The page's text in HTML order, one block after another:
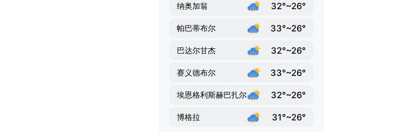
纳奥加翁 32°~26°
帕巴蒂布尔 33°~26°
巴达尔甘杰 32°~26°
赛义德布尔 33°~26°
埃恩格利斯赫巴扎尔 32°~26°
博格拉 31°~26°